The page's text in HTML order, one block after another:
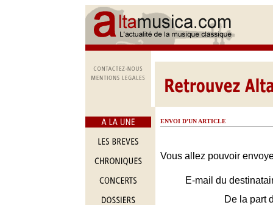
ENVOI D'UN ARTICLE
Vous allez pouvoir
E-mail du
De la part